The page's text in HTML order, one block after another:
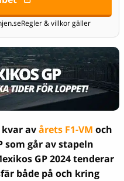
Regler & villkor gäller
avårets F1-VM och
som går av stapeln
GP 2024 tenderar
både på och kring